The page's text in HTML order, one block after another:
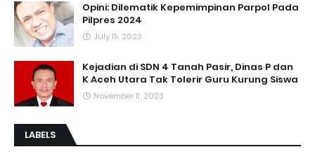
Opini: Dilematik Kepemimpinan Parpol Pada
Pilpres 2024
July 15, 2023
Kejadian di SDN 4 Tanah Pasir, Dinas P dan
K Aceh Utara Tak Tolerir Guru Kurung Siswa
November 11, 2023
LABELS